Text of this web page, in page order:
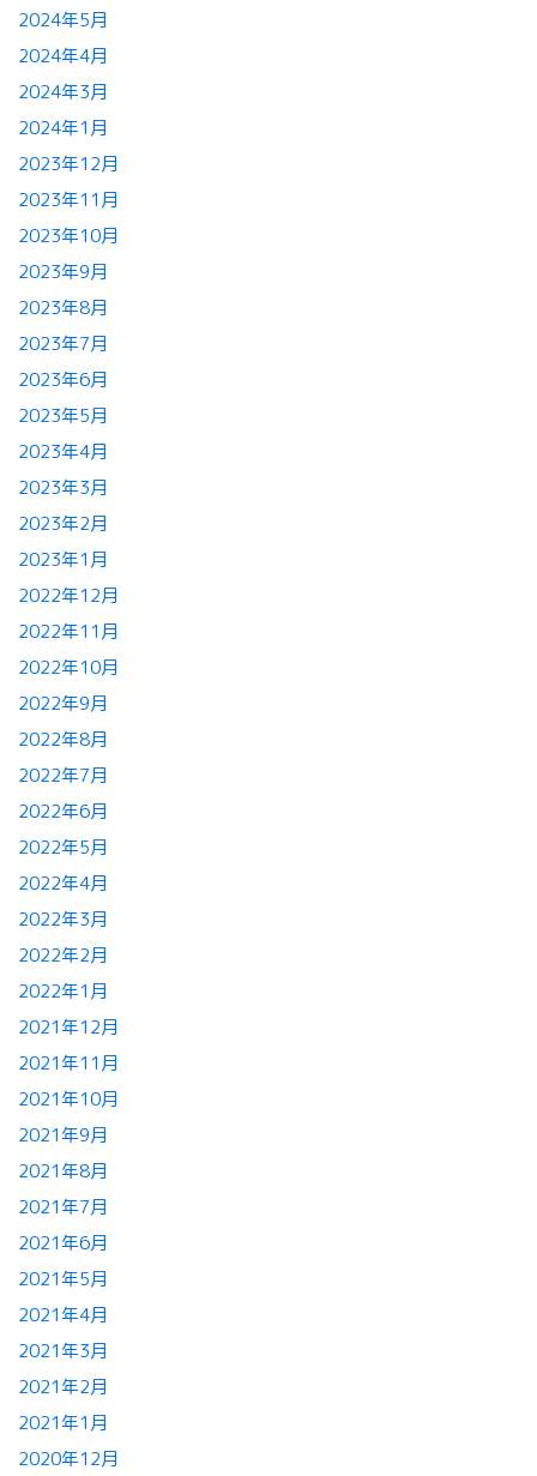
2024年5月
2024年4月
2024年3月
2024年1月
2023年12月
2023年11月
2023年10月
2023年9月
2023年8月
2023年7月
2023年6月
2023年5月
2023年4月
2023年3月
2023年2月
2023年1月
2022年12月
2022年11月
2022年10月
2022年9月
2022年8月
2022年7月
2022年6月
2022年5月
2022年4月
2022年3月
2022年2月
2022年1月
2021年12月
2021年11月
2021年10月
2021年9月
2021年8月
2021年7月
2021年6月
2021年5月
2021年4月
2021年3月
2021年2月
2021年1月
2020年12月